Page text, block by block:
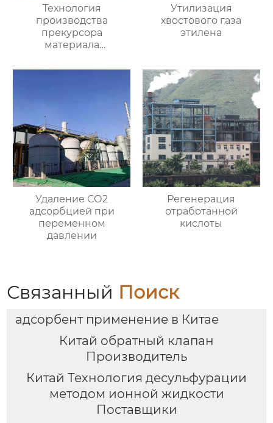
Технология
производства
прекурсора
материала
Утилизация
хвостового газа
этилена
Удаление СО2
адсорбцией при
переменном
давлении
Регенерация
отработанной
кислоты
Связанный Поиск
адсорбент применение в Китае
Китай обратный клапан
Производитель
Китай Технология десульфурации
методом ионной жидкости
Поставщики